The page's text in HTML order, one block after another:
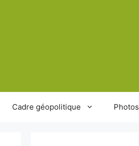
Cadre géopolitique Photos